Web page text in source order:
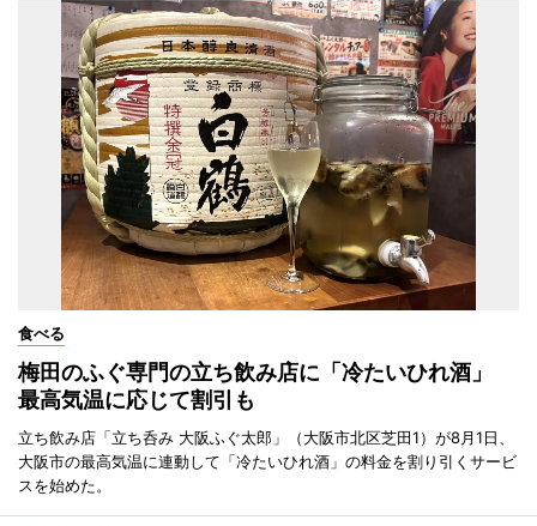
食べる
梅田のふぐ専門の立ち飲み店に「冷たいひれ酒」
最高気温に応じて割引も
立ち飲み店「立ち呑み 大阪ふぐ太郎」（大阪市北区芝田1）が8月1日、
大阪市の最高気温に連動して「冷たいひれ酒」の料金を割り引くサービ
スを始めた。